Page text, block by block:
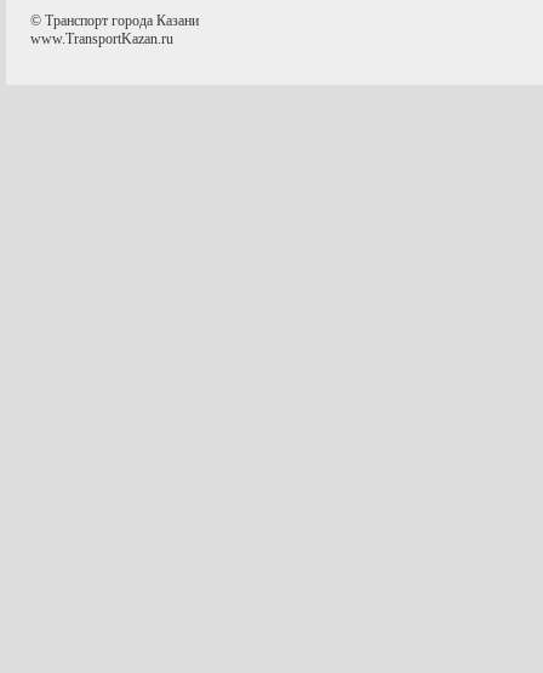
© Транспорт города Казани
www.TransportKazan.ru